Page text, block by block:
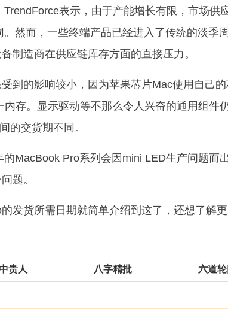
表示，由于产能增长有限，市场供
然而，一些终端产品已经进入了传统的淡季
制造商在供应链库存方面的直接压力。
的影响较小，因为苹果芯片Mac使用自己的
存。显示驱动等不那么令人兴奋的通用组件
的交货期不同。
Pro系列会因mini LED生产问题而
题。
货所需日期就简单介绍到这了，还想了解
贵人 八字精批 六道轮